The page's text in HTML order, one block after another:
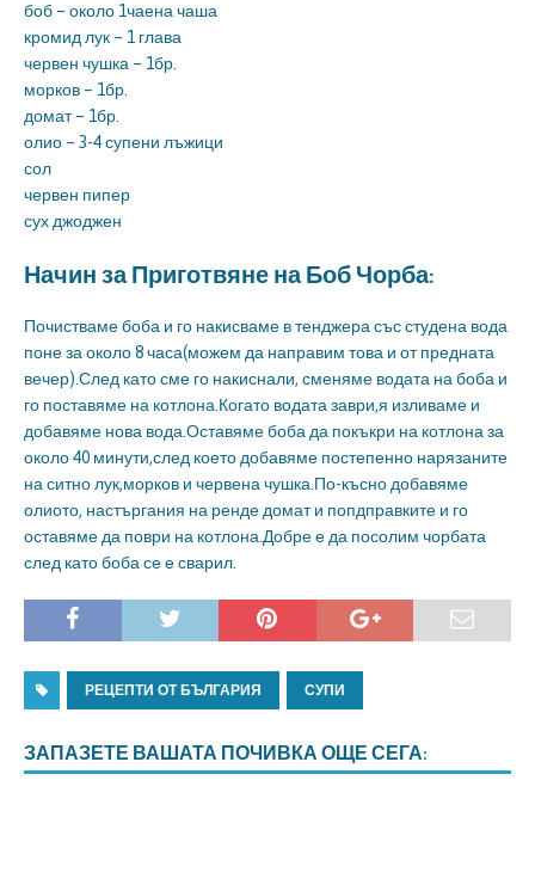
боб – около 1чаена чаша
кромид лук – 1 глава
червен чушка – 1бр.
морков – 1бр.
домат – 1бр.
олио – 3-4 супени лъжици
сол
червен пипер
сух джоджен
Начин за Приготвяне на Боб Чорба:
Почистваме боба и го накисваме в тенджера със студена вода
поне за около 8 часа(можем да направим това и от предната
вечер).След като сме го накиснали, сменяме водата на боба и
го поставяме на котлона.Когато водата заври,я изливаме и
добавяме нова вода.Оставяме боба да покъкри на котлона за
около 40 минути,след което добавяме постепенно нарязаните
на ситно лук,морков и червена чушка.По-късно добавяме
олиото, настъргания на ренде домат и попдправките и го
оставяме да поври на котлона.Добре е да посолим чорбата
след като боба се е сварил.
РЕЦЕПТИ ОТ БЪЛГАРИЯ СУПИ
ЗАПАЗЕТЕ ВАШАТА ПОЧИВКА ОЩЕ СЕГА: